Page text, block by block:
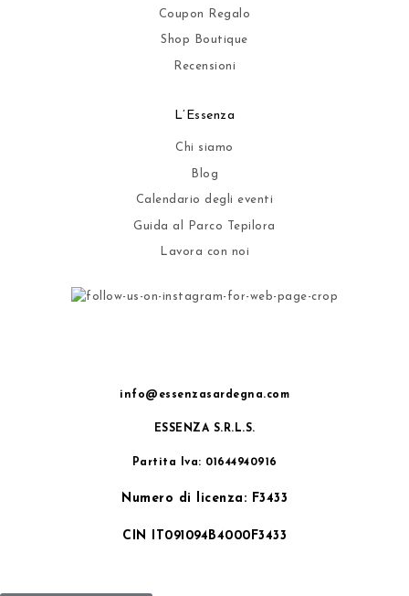
Coupon Regalo
Shop Boutique
Recensioni
L’Essenza
Chi siamo
Blog
Calendario degli eventi
Guida al Parco Tepilora
Lavora con noi
info@essenzasardegna.com
ESSENZA S.R.L.S.
Partita Iva: 01644940916
Numero di licenza: F3433
CIN IT091094B4000F3433